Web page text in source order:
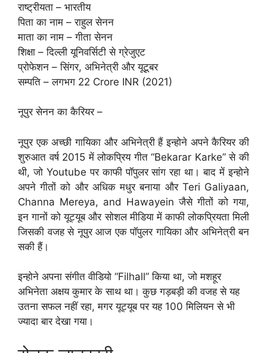
राष्ट्रीयता – भारतीय
पिता का नाम – राहुल सेनन
माता का नाम – गीता सेनन
शिक्षा – दिल्ली यूनिवर्सिटी से ग्रेजुएट
प्रोफेशन – सिंगर, अभिनेत्री और यूटूबर
सम्पति – लगभग 22 Crore INR (2021)
नूपुर सेनन का कैरियर –
नूपुर एक अच्छी गायिका और अभिनेत्री हैं इन्होने अपने कैरियर की
शुरुआत वर्ष 2015 में लोकप्रिय गीत “Bekarar Karke” से की
थी, जो Youtube पर काफी पॉपुलर सांग रहा था। बाद में इन्होने
अपने गीतों को और अधिक मधुर बनाया और Teri Galiyaan,
Channa Mereya, and Hawayein जैसे गीतों को गया,
इन गानों को यूट्यूब और सोशल मीडिया में काफी लोकप्रियता मिली
जिसकी वजह से नूपुर आज एक पॉपुलर गायिका और अभिनेत्री बन
सकी हैं।
इन्होने अपना संगीत वीडियो “Filhall” किया था, जो मशहूर
अभिनेता अक्षय कुमार के साथ था। कुछ गड़बड़ी की वजह से यह
उतना सफल नहीं रहा, मगर यूट्यूब पर यह 100 मिलियन से भी
ज्यादा बार देखा गया।